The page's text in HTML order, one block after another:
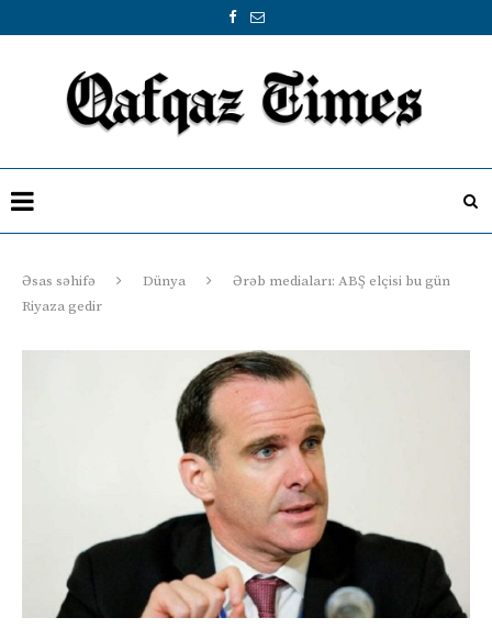
Əsas səhifə Dünya
Ərəb mediaları: ABŞ elçisi bu gün
Riyaza gedir